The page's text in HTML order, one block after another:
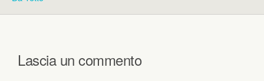
Lascia un commento